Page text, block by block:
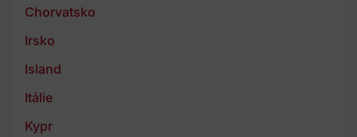
Chorvatsko
Irsko
Island
Itálie
Kypr